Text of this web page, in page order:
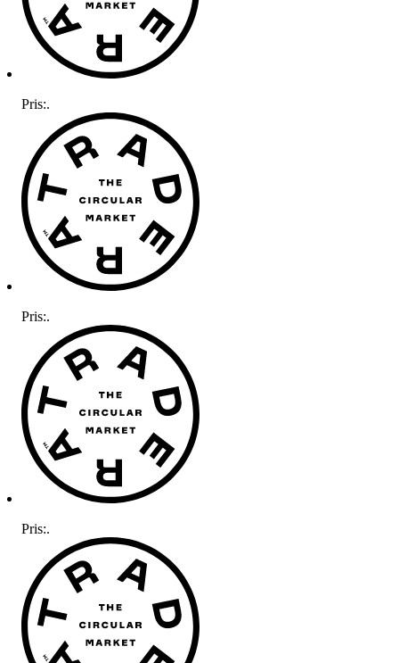
Pris:.
Pris:.
Pris:.